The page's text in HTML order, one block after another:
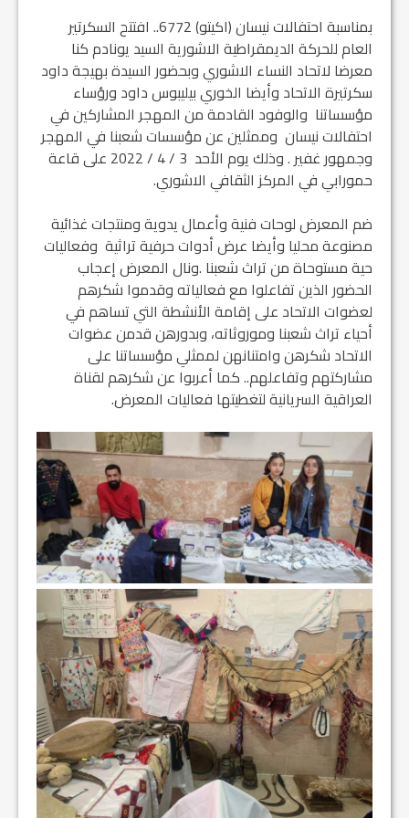
بمناسبة احتفالات نيسان (اكيتو) 6772.. افتتح السكرتير
العام للحركة الديمقراطية الاشورية السيد يونادم كنا
معرضا لاتحاد النساء الاشوري وبحضور السيدة بهيجة داود
سكرتيرة الاتحاد وأيضا الخوري بيليبوس داود ورؤساء
مؤسساتنا والوفود القادمة من المهجر المشاركين في
احتفالات نيسان وممثلين عن مؤسسات شعبنا في المهجر
وجمهور غفير . وذلك يوم الأحد 3 / 4 / 2022 على قاعة
حمورابي في المركز الثقافي الاشوري.
ضم المعرض لوحات فنية وأعمال يدوية ومنتجات غذائية
مصنوعة محليا وأيضا عرض أدوات حرفية تراثية وفعاليات
حية مستوحاة من تراث شعبنا .ونال المعرض إعجاب
الحضور الذين تفاعلوا مع فعالياته وقدموا شكرهم
لعضوات الاتحاد على إقامة الأنشطة التي تساهم في
أحياء تراث شعبنا وموروثاته، وبدورهن قدمن عضوات
الاتحاد شكرهن وامتنانهن لممثلي مؤسساتنا على
مشاركتهم وتفاعلهم.. كما أعربوا عن شكرهم لقناة
العراقية السريانية لتغطيتها فعاليات المعرض.